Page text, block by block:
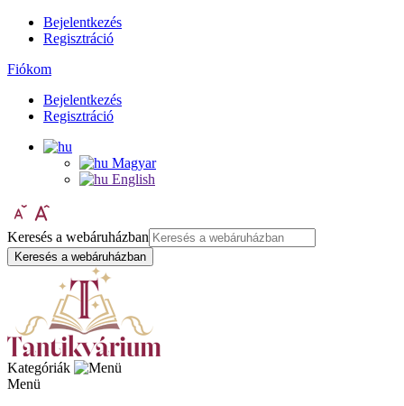
Bejelentkezés
Regisztráció
Fiókom
Bejelentkezés
Regisztráció
Magyar
English
Keresés a webáruházban
Keresés a webáruházban
Kategóriák
Menü